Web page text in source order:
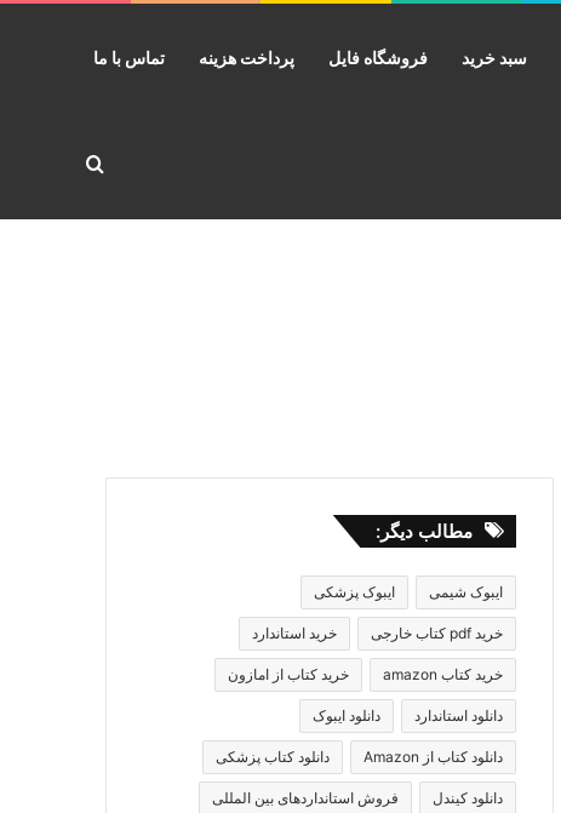
سبد خرید فروشگاه فایل پرداخت هزینه تماس با ما
جستجو
مطالب دیگر:
ایبوک شیمی ایبوک پزشکی
خرید pdf کتاب خارجی خرید استاندارد
خرید کتاب amazon خرید کتاب از امازون
دانلود استاندارد دانلود ایبوک
دانلود کتاب از Amazon دانلود کتاب پزشکی
دانلود کیندل فروش استانداردهای بین المللی